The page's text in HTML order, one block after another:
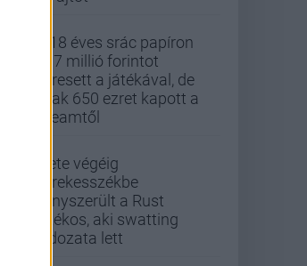
A 18 éves srác papíron
437 millió forintot
keresett a játékával, de
csak 650 ezret kapott a
Steamtől
Élete végéig
kerekesszékbe
kényszerült a Rust
játékos, aki swatting
áldozata lett